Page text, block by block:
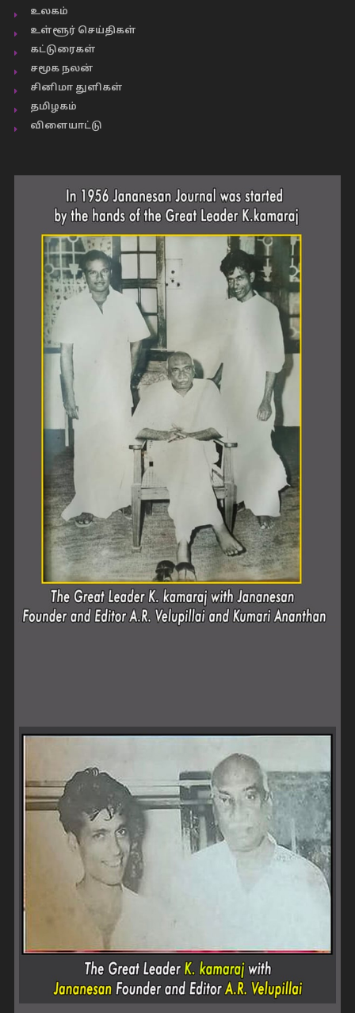
உலகம்
உள்ளூர் செய்திகள்
கட்டுரைகள்
சமூக நலன்
சினிமா துளிகள்
தமிழகம்
விளையாட்டு